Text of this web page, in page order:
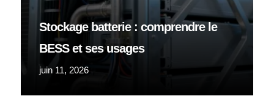
Stockage batterie : comprendre le
BESS et ses usages
juin 11, 2026